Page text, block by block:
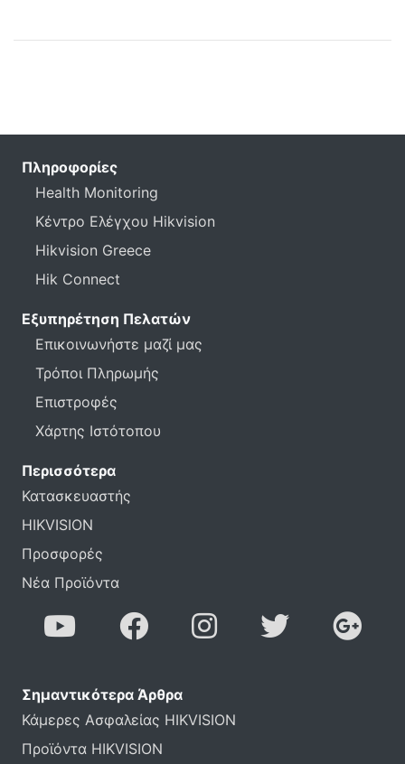
Πληροφορίες
Health Monitoring
Κέντρο Ελέγχου Hikvision
Hikvision Greece
Hik Connect
Εξυπηρέτηση Πελατών
Επικοινωνήστε μαζί μας
Τρόποι Πληρωμής
Επιστροφές
Χάρτης Ιστότοπου
Περισσότερα
Κατασκευαστής
HIKVISION
Προσφορές
Νέα Προϊόντα
Σημαντικότερα Άρθρα
Κάμερες Ασφαλείας HIKVISION
Προϊόντα HIKVISION